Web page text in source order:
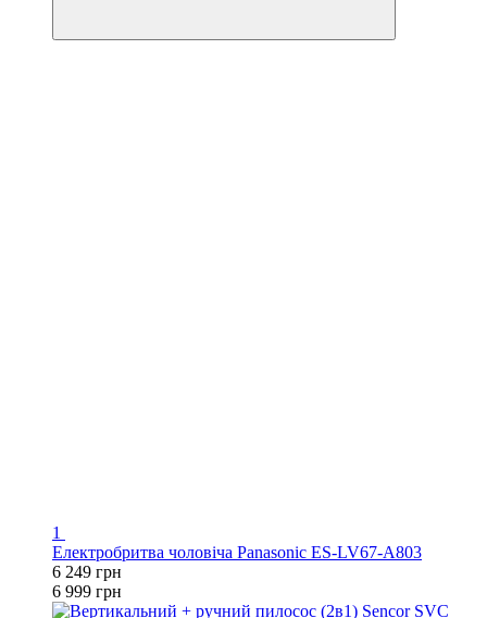
1
Електробритва чоловіча Panasonic ES-LV67-A803
6 249 грн
6 999 грн